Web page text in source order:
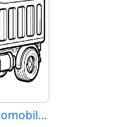
Nákladní Automobil (18)